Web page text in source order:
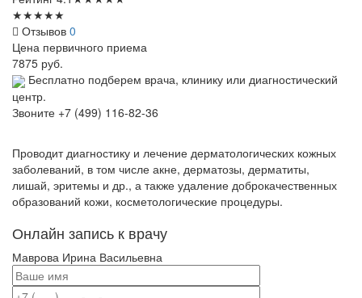
★★★★★
Отзывов 0
Цена первичного приема
7875 руб.
Бесплатно подберем врача, клинику или диагностический
центр.
Звоните +7 (499) 116-82-36
Проводит диагностику и лечение дерматологических кожных
заболеваний, в том числе акне, дерматозы, дерматиты,
лишай, эритемы и др., а также удаление доброкачественных
образований кожи, косметологические процедуры.
Онлайн запись к врачу
Маврова Ирина Васильевна